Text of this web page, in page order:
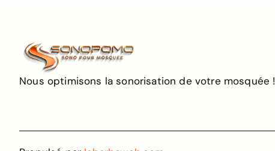
Nous optimisons la sonorisation de votre mosquée !